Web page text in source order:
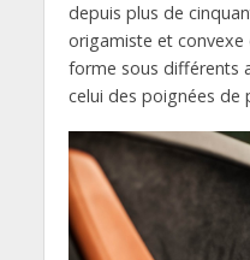
depuis plus de
origamiste et convexe
forme sous différents
celui des poignées de